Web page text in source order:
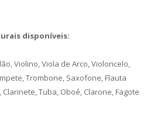
disponíveis:
Violino, Viola de Arco, Violoncelo,
Trombone, Saxofone, Flauta
Tuba, Oboé, Clarone, Fagote